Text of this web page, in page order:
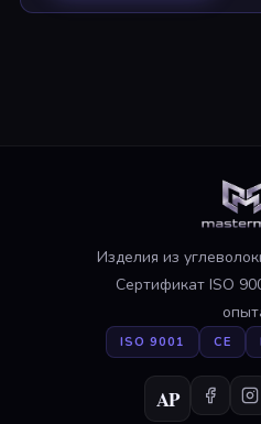
Изделия из
Сертификат ISO
ISO 9001 CE
AP